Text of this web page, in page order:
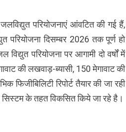
परियोजनाएं आंवटित की गई हैं,
दिसम्बर 2026 तक पूर्ण हो
परियोजना पर आगामी दो वर्षों में
की लखवाड़-ब्यासी, 150 मेगावाट की
फिजीबिलिटी रिपोर्ट तैयार की जा रही
सिस्टम के तहत विकसित किये जा रहे है।